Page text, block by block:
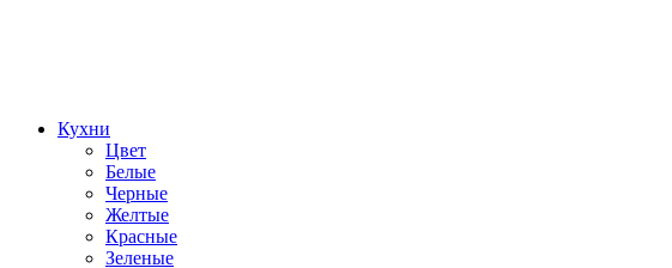
Кухни
Цвет
Белые
Черные
Желтые
Красные
Зеленые